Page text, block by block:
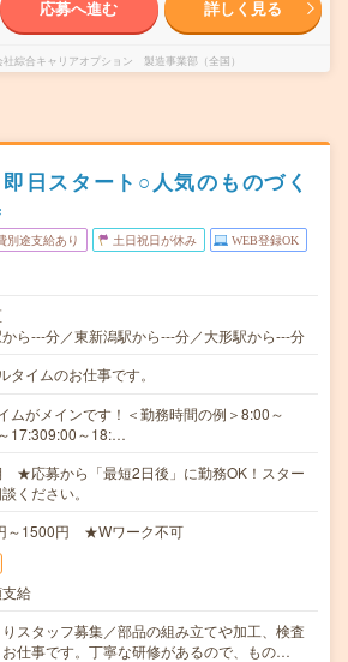
応募へ進む 詳しく見る
社綜合キャリアオプション 製造事業部（全国）
日スタート○人気のものづく
別途支給あり 土日祝日が休み WEB登録OK
ら---分／東新潟駅から---分／大形駅から---分
タイムのお仕事です。
ムがメインです！＜勤務時間の例＞8:00～
17:309:00～18:…
★応募から「最短2日後」に勤務OK！スター
ください。
～1500円 ★Wワーク不可
給
スタッフ募集／部品の組み立てや加工、検査
仕事です。丁寧な研修があるので、もの…